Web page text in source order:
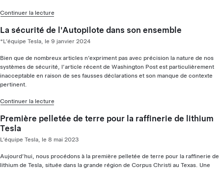
Continuer la lecture
La sécurité de l'Autopilote dans son ensemble
*L’équipe Tesla, le 9 janvier 2024
Bien que de nombreux articles n’expriment pas avec précision la nature de nos
systèmes de sécurité, l’article récent de Washington Post est particulièrement
inacceptable en raison de ses fausses déclarations et son manque de contexte
pertinent.
Continuer la lecture
Première pelletée de terre pour la raffinerie de lithium
Tesla
L’équipe Tesla, le 8 mai 2023
Aujourd’hui, nous procédons à la première pelletée de terre pour la raffinerie de
lithium de Tesla, située dans la grande région de Corpus Christi au Texas. Une